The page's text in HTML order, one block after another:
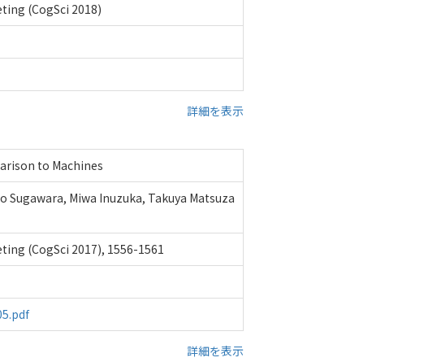
(CogSci 2018)
詳細を表示
to Machines
Miwa Inuzuka, Takuya Matsuza
(CogSci 2017), 1556-1561
詳細を表示